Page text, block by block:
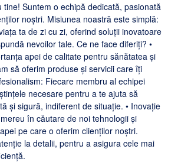
Suntem o echipă dedicată, pasionată
noștri. Misiunea noastră este simplă:
ta de zi cu zi, oferind soluții inovatoare
nevoilor tale. Ce ne face diferiți? •
apei de calitate pentru sănătatea și
să oferim produse și servicii care îți
Fiecare membru al echipei
necesare pentru a te ajuta să
și sigură, indiferent de situație. • Inovație
în căutare de noi tehnologii și
pe care o oferim clienților noștri.
la detalii, pentru a asigura cele mai